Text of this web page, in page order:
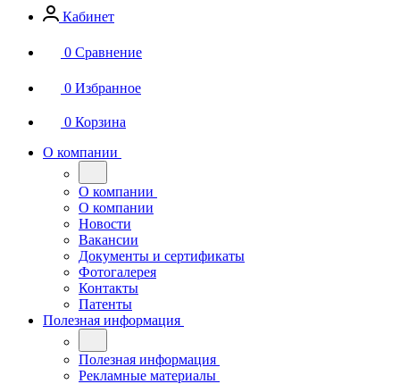
Кабинет
0 Сравнение
0 Избранное
0 Корзина
О компании
О компании
О компании
Новости
Вакансии
Документы и сертификаты
Фотогалерея
Контакты
Патенты
Полезная информация
Полезная информация
Рекламные материалы